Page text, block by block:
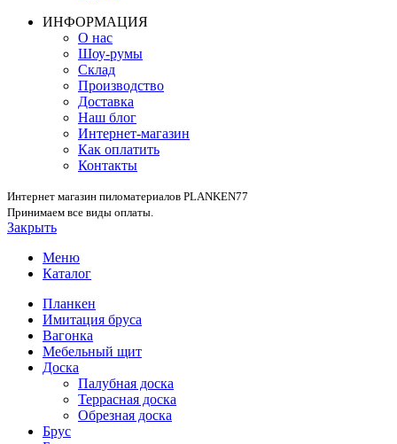
ИНФОРМАЦИЯ
О нас
Шоу-румы
Склад
Производство
Доставка
Наш блог
Интернет-магазин
Как оплатить
Контакты
Интернет магазин пиломатериалов PLANKEN77
Принимаем все виды оплаты.
Закрыть
Меню
Каталог
Планкен
Имитация бруса
Вагонка
Мебельный щит
Доска
Палубная доска
Террасная доска
Обрезная доска
Брус